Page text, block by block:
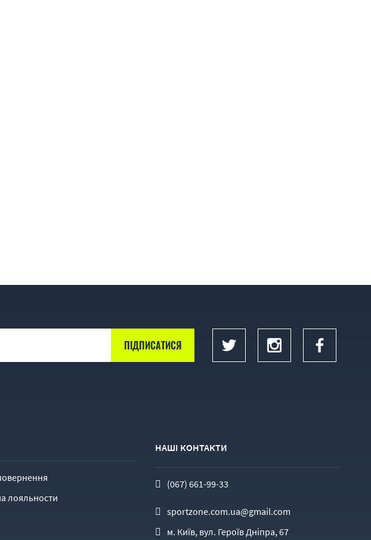
лояльности
НАШІ КОНТАКТИ
(067) 661-99-33
sportzone.com.ua@gmail.com
м. Київ, вул. Героїв Дніпра, 67